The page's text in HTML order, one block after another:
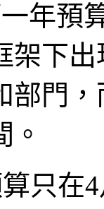
年預
架下
部門
。
只在4